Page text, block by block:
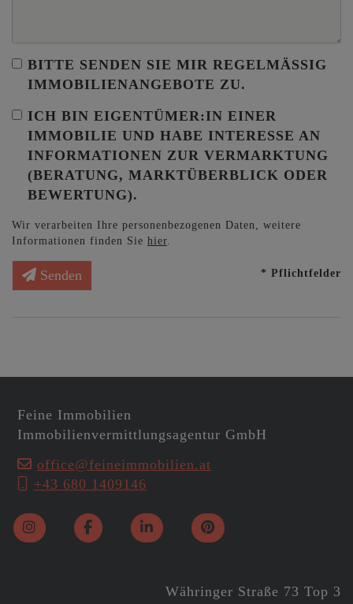
BITTE SENDEN SIE MIR REGELMÄSSIG I
MMOBILIENANGEBOTE ZU.
ICH BIN EIGENTÜMER:IN EINER
IMMOBILIE UND HABE INTERESSE AN
INFORMATIONEN ZUR VERMARKTUNG
(BERATUNG, MARKTÜBERBLICK ODER
BEWERTUNG).
Wir verarbeiten Ihre personenbezogenen Daten, weitere
Informationen finden Sie hier.
Senden * Pflichtfelder
Feine Immobilien
Immobilienvermittlungsagentur GmbH
office@feineimmobilien.at
+43 680 1409146
Währinger Straße 73 Top 3